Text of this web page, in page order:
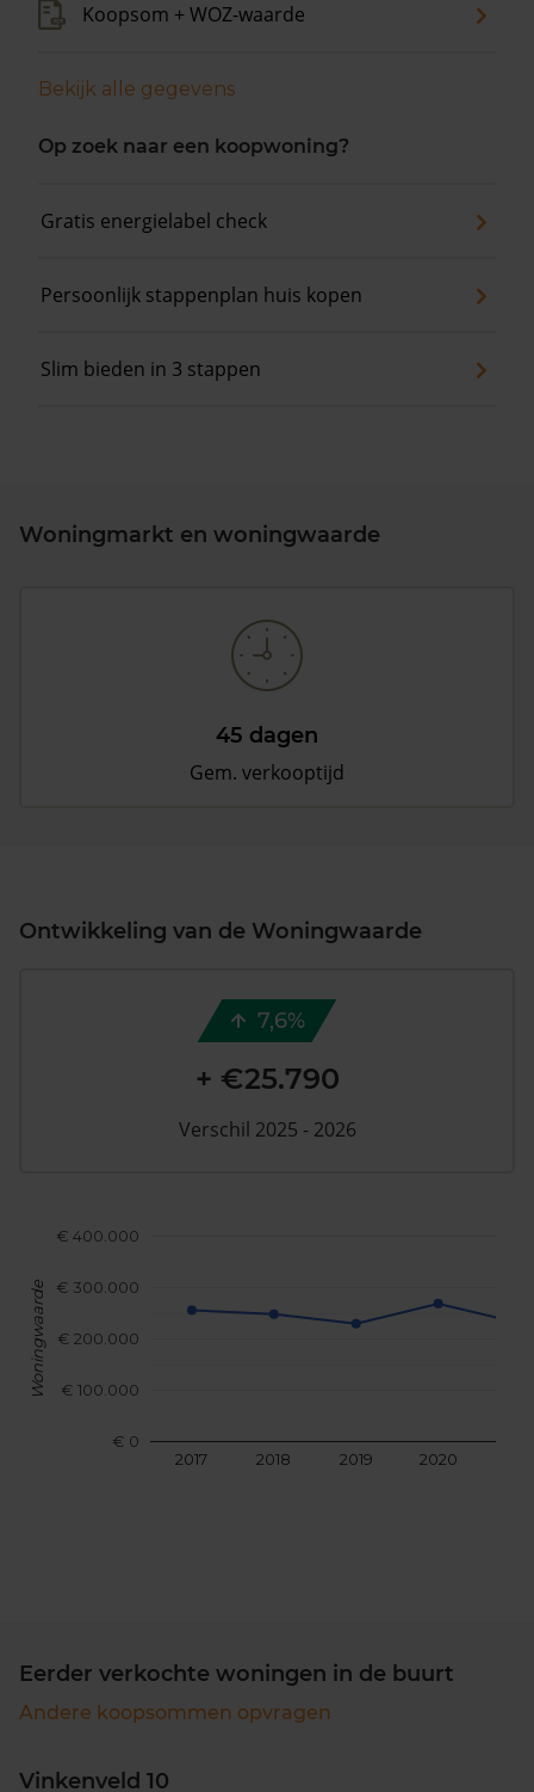
Koopsom + WOZ-waarde
Bekijk alle gegevens
Op zoek naar een koopwoning?
Gratis energielabel check
Persoonlijk stappenplan huis kopen
Slim bieden in 3 stappen
Woningmarkt en woningwaarde
45 dagen
Gem. verkooptijd
Ontwikkeling van de Woningwaarde
2017 2018 2019 2020
€ 0
€ 100.000
€ 200.000
€ 300.000
€ 400.000
Woningwaarde
7,6%
+ €25.790
Verschil 2025 - 2026
Eerder verkochte woningen in de buurt
Andere koopsommen opvragen
Vinkenveld 10